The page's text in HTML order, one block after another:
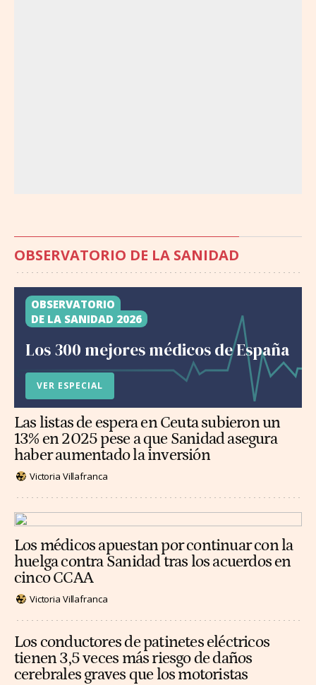
OBSERVATORIO DE LA SANIDAD
OBSERVATORIO
DE LA SANIDAD 2026
Los 300 mejores médicos de España
VER ESPECIAL
Las listas de espera en Ceuta subieron un
13% en 2025 pese a que Sanidad asegura
haber aumentado la inversión
Victoria Villafranca
Los médicos apuestan por continuar con la
huelga contra Sanidad tras los acuerdos en
cinco CCAA
Victoria Villafranca
Los conductores de patinetes eléctricos
tienen 3,5 veces más riesgo de daños
cerebrales graves que los motoristas